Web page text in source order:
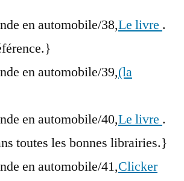
en automobile/38,Le livre .
en automobile/39,(la
en automobile/40,Le livre .
toutes les bonnes librairies.}
en automobile/41,Clicker